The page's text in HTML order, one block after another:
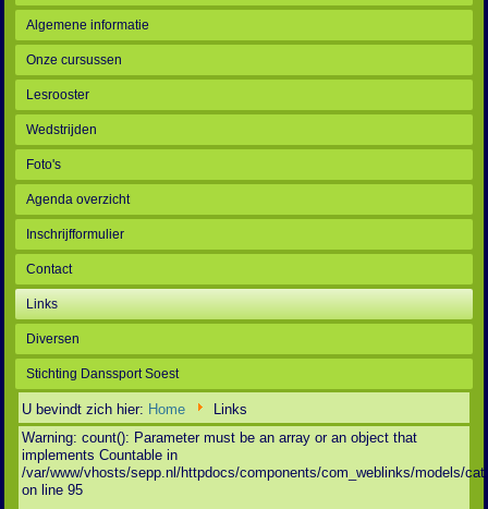
Algemene informatie
Onze cursussen
Lesrooster
Wedstrijden
Foto's
Agenda overzicht
Inschrijfformulier
Contact
Links
Diversen
Stichting Danssport Soest
U bevindt zich hier: Home
Links
Warning: count(): Parameter must be an array or an object that
implements Countable in
/var/www/vhosts/sepp.nl/httpdocs/components/com_weblinks/models/
on line 95